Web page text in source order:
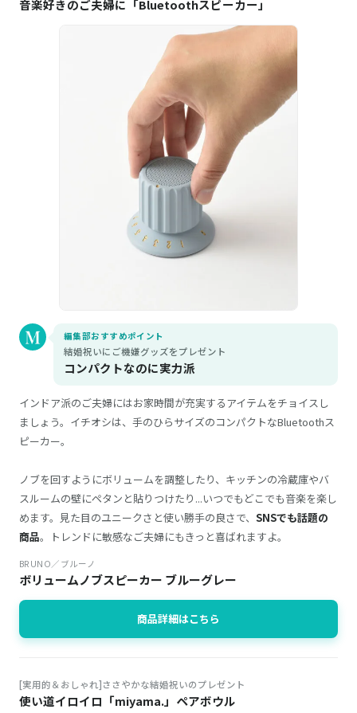
音楽好きのご夫婦に「Bluetoothスピーカー」
編集部おすすめポイント
結婚祝いにご機嫌グッズをプレゼント
コンパクトなのに実力派
インドア派のご夫婦にはお家時間が充実するアイテムをチョイスし
ましょう。イチオシは、手のひらサイズのコンパクトなBluetoothス
ピーカー。
ノブを回すようにボリュームを調整したり、キッチンの冷蔵庫やバ
スルームの壁にペタンと貼りつけたり...いつでもどこでも音楽を楽し
めます。見た目のユニークさと使い勝手の良さで、 SNSでも話題の
商品。トレンドに敏感なご夫婦にもきっと喜ばれますよ。
BRUNO／ブルーノ
ボリュームノブスピーカー ブルーグレー
商品詳細はこちら
[実用的＆おしゃれ]ささやかな結婚祝いのプレゼント
使い道イロイロ「miyama.」ペアボウル